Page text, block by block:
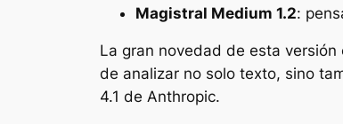
Magistral Medium 1.2:
La gran novedad de esta versión
de analizar no solo texto, sino
4.1 de Anthropic.